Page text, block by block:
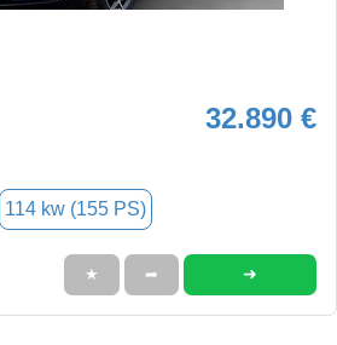
32.890 €
114 kw (155 PS)
★ ➦ ➜